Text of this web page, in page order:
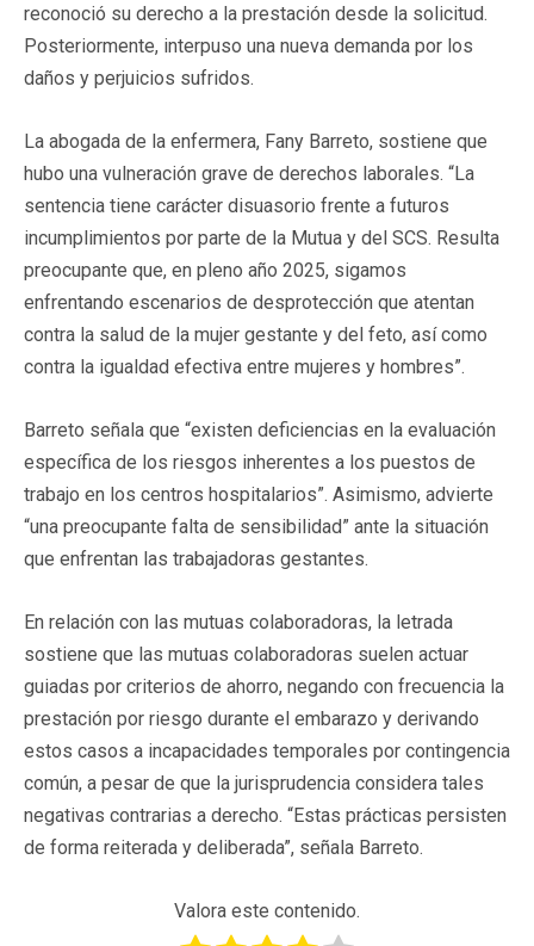
reconoció su derecho a la prestación desde la solicitud.
Posteriormente, interpuso una nueva demanda por los
daños y perjuicios sufridos.
La abogada de la enfermera, Fany Barreto, sostiene que
hubo una vulneración grave de derechos laborales. “La
sentencia tiene carácter disuasorio frente a futuros
incumplimientos por parte de la Mutua y del SCS. Resulta
preocupante que, en pleno año 2025, sigamos
enfrentando escenarios de desprotección que atentan
contra la salud de la mujer gestante y del feto, así como
contra la igualdad efectiva entre mujeres y hombres”.
Barreto señala que “existen deficiencias en la evaluación
específica de los riesgos inherentes a los puestos de
trabajo en los centros hospitalarios”. Asimismo, advierte
“una preocupante falta de sensibilidad” ante la situación
que enfrentan las trabajadoras gestantes.
En relación con las mutuas colaboradoras, la letrada
sostiene que las mutuas colaboradoras suelen actuar
guiadas por criterios de ahorro, negando con frecuencia la
prestación por riesgo durante el embarazo y derivando
estos casos a incapacidades temporales por contingencia
común, a pesar de que la jurisprudencia considera tales
negativas contrarias a derecho. “Estas prácticas persisten
de forma reiterada y deliberada”, señala Barreto.
Valora este contenido.